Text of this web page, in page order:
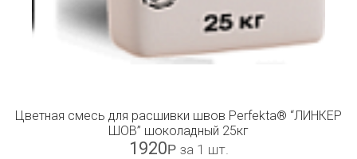
Цветная смесь для расшивки швов Perfekta® “ЛИНКЕР
ШОВ” шоколадный 25кг
1920Р за 1 шт.